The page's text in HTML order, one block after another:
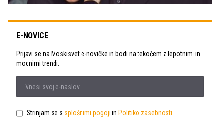
E-NOVICE
Prijavi se na Moskisvet e-novičke in bodi na tekočem z lepotnimi in
modnimi trendi.
Strinjam se s splošnimi pogoji in Politiko zasebnosti